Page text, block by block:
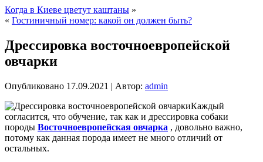
Когда в Киеве цветут каштаны »
« Гостиничный номер: какой он должен быть?
Дрессировка восточноевропейской
овчарки
Опубликовано 17.09.2021 | Автор: admin
Каждый
согласится, что обучение, так как и дрессировка собаки
породы Восточноевропейская овчарка , довольно важно,
потому как данная порода имеет не много отличий от
остальных.